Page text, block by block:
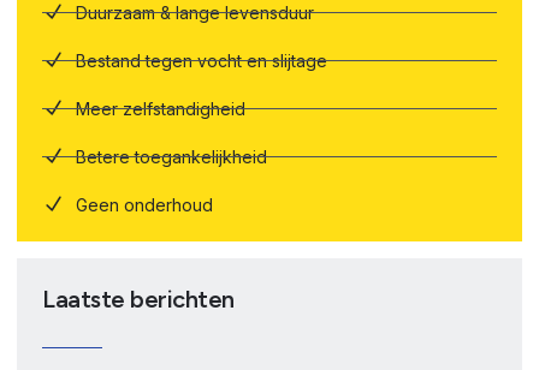
Duurzaam & lange levensduur
Bestand tegen vocht en slijtage
Meer zelfstandigheid
Betere toegankelijkheid
Geen onderhoud
Laatste berichten